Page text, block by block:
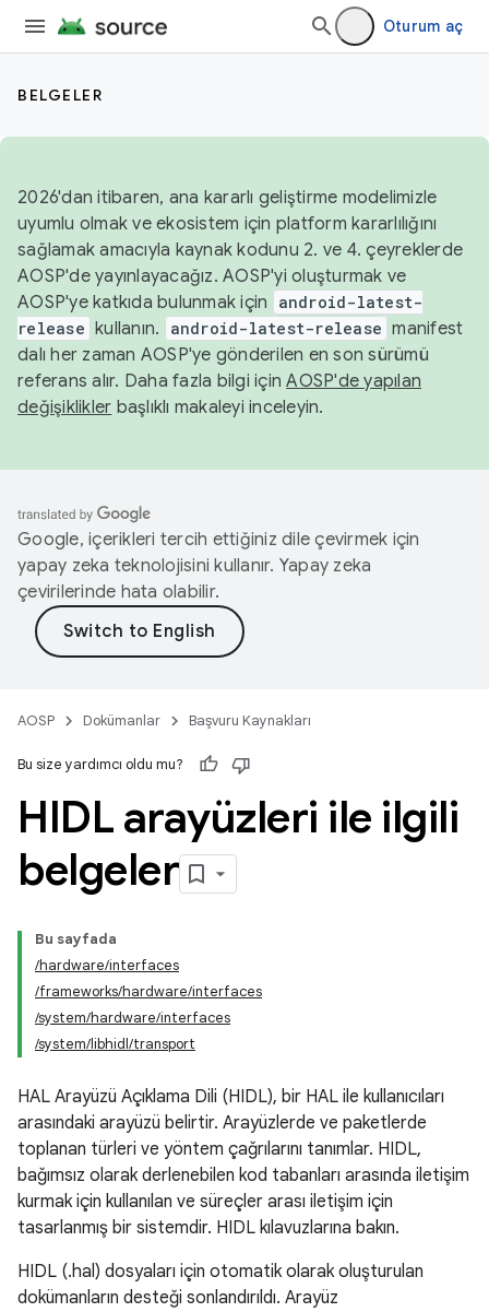
Oturum aç
BELGELER
2026'dan itibaren, ana kararlı geliştirme modelimizle
uyumlu olmak ve ekosistem için platform kararlılığını
sağlamak amacıyla kaynak kodunu 2. ve 4. çeyreklerde
AOSP'de yayınlayacağız. AOSP'yi oluşturmak ve
AOSP'ye katkıda bulunmak için
android-latest-
release kullanın. android-latest-release manifest
dalı her zaman AOSP'ye gönderilen en son sürümü
referans alır. Daha fazla bilgi içinAOSP'de yapılan
değişiklikler başlıklı makaleyi inceleyin.
Google, içerikleri tercih ettiğiniz dile çevirmek için
yapay zeka teknolojisini kullanır. Yapay zeka
çevirilerinde hata olabilir.
AOSP Dokümanlar Başvuru Kaynakları
Bu size yardımcı oldu mu?
HIDL arayüzleri ile ilgili
belgeler
Bu sayfada
/hardware/interfaces
/frameworks/hardware/interfaces
/system/hardware/interfaces
/system/libhidl/transport
HAL Arayüzü Açıklama Dili (HIDL), bir HAL ile kullanıcıları
arasındaki arayüzü belirtir. Arayüzlerde ve paketlerde
toplanan türleri ve yöntem çağrılarını tanımlar. HIDL,
bağımsız olarak derlenebilen kod tabanları arasında iletişim
kurmak için kullanılan ve süreçler arası iletişim için
tasarlanmış bir sistemdir. HIDL kılavuzlarına bakın.
HIDL (.hal) dosyaları için otomatik olarak oluşturulan
dokümanların desteği sonlandırıldı. Arayüz